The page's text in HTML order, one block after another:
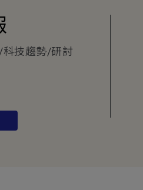
科技趨勢/研討